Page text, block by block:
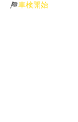
車検開始